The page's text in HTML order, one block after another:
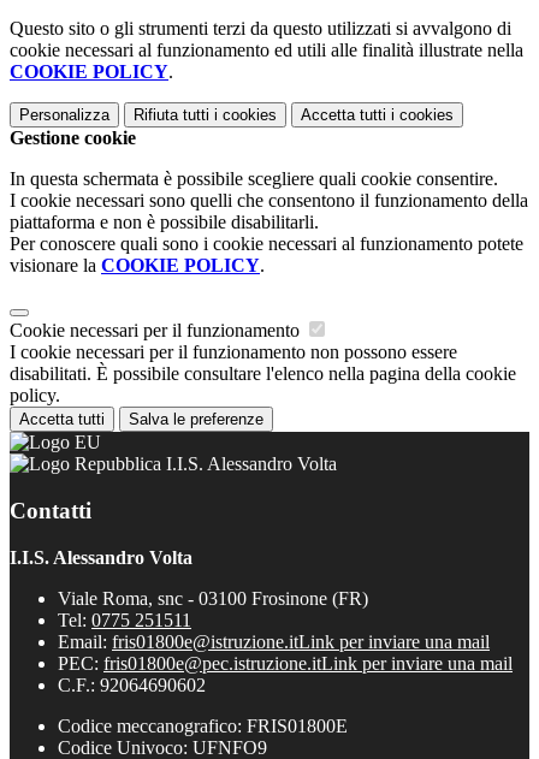
Questo sito o gli strumenti terzi da questo utilizzati si avvalgono di
cookie necessari al funzionamento ed utili alle finalità illustrate nella
COOKIE POLICY.
Personalizza Rifiuta tutti i cookies Accetta tutti i cookies
Gestione cookie
In questa schermata è possibile scegliere quali cookie consentire.
I cookie necessari sono quelli che consentono il funzionamento della
piattaforma e non è possibile disabilitarli.
Per conoscere quali sono i cookie necessari al funzionamento potete
visionare la COOKIE POLICY.
Cookie necessari per il funzionamento
I cookie necessari per il funzionamento non possono essere
disabilitati. È possibile consultare l'elenco nella pagina della cookie
policy.
Accetta tutti Salva le preferenze
I.I.S. Alessandro Volta
Contatti
I.I.S. Alessandro Volta
Viale Roma, snc - 03100 Frosinone (FR)
Tel: 0775 251511
Email: fris01800e@istruzione.itLink per inviare una mail
PEC: fris01800e@pec.istruzione.itLink per inviare una mail
C.F.: 92064690602
Codice meccanografico: FRIS01800E
Codice Univoco: UFNFO9